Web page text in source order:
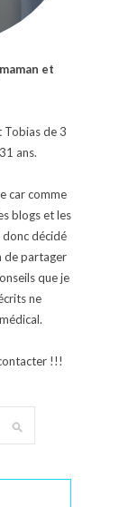
et
Tobias de 3
ans.
car comme
blogs et les
donc décidé
de partager
que je
ne
!!!